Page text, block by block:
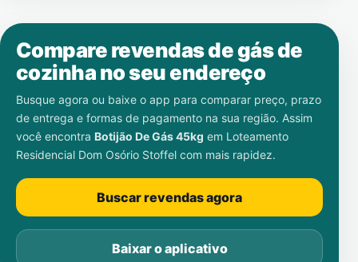
Compare revendas de gás de
cozinha no seu endereço
Busque agora ou baixe o app para comparar preço, prazo
de entrega e formas de pagamento na sua região. Assim
você encontra Botijão De Gás 45kg em Loteamento
Residencial Dom Osório Stoffel com mais rapidez.
Buscar revendas agora
Baixar o aplicativo